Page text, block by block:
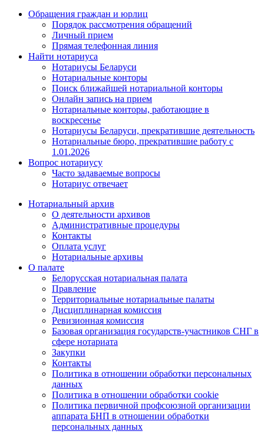
Обращения граждан и юрлиц
Порядок рассмотрения обращений
Личный прием
Прямая телефонная линия
Найти нотариуса
Нотариусы Беларуси
Нотариальные конторы
Поиск ближайшей нотариальной конторы
Онлайн запись на прием
Нотариальные конторы, работающие в
воскресенье
Нотариусы Беларуси, прекратившие деятельность
Нотариальные бюро, прекратившие работу с
1.01.2026
Вопрос нотариусу
Часто задаваемые вопросы
Нотариус отвечает
Нотариальный архив
О деятельности архивов
Административные процедуры
Контакты
Оплата услуг
Нотариальные архивы
О палате
Белорусская нотариальная палата
Правление
Территориальные нотариальные палаты
Дисциплинарная комиссия
Ревизионная комиссия
Базовая организация государств-участников СНГ в
сфере нотариата
Закупки
Контакты
Политика в отношении обработки персональных
данных
Политика в отношении обработки cookie
Политика первичной профсоюзной организации
аппарата БНП в отношении обработки
персональных данных